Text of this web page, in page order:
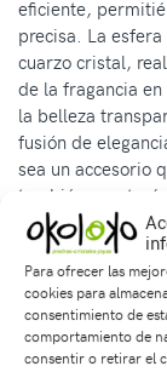
Para ofrecer las
cookies para
consentimiento de
comportamiento de
consentir o retirar el
eficiente,
precisa. La
cuarzo cristal,
de la fragancia
la belleza
fusión de
sea un accesorio
también aportará
un simple
de bienestar y
emocionales y
con cada
Las piezas